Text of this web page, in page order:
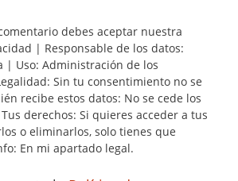
debes aceptar nuestra
| Responsable de los datos:
| Uso: Administración de los
Sin tu consentimiento no se
recibe estos datos: No se cede los
derechos: Si quieres acceder a tus
o eliminarlos, solo tienes que
En mi apartado legal.